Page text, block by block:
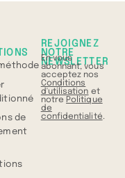
de
REJOIGNEZ
NOTRE
NEWSLETTER
En vous
abonnant, vous
acceptez nos
Conditions
d'utilisation et
notre Politique
de
confidentialité.